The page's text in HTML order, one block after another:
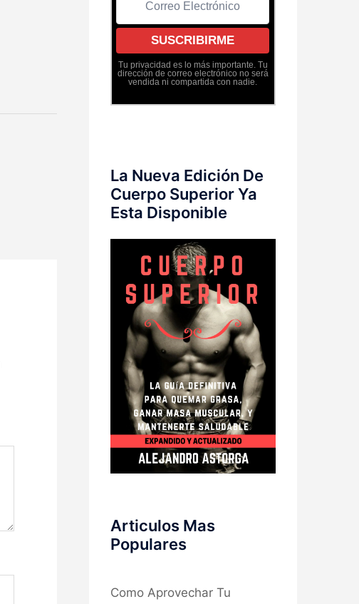
Tu privacidad es lo más importante. Tu
dirección de correo electrónico no será
vendida ni compartida con nadie.
La Nueva Edición De
Cuerpo Superior Ya
Esta Disponible
Articulos Mas
Populares
Como Aprovechar Tu